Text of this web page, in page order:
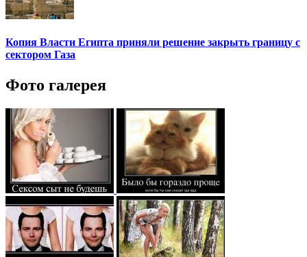
Копия Власти Египта приняли решение закрыть границу с
сектором Газа
Фото галерея